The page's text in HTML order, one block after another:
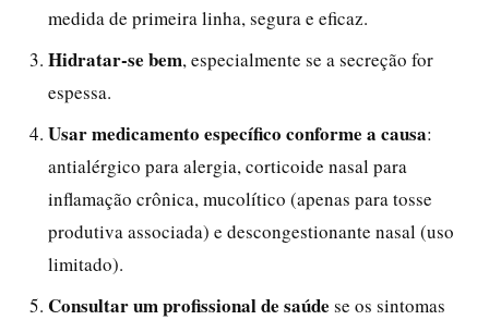
medida de primeira linha, segura e eficaz.
Hidratar-se bem, especialmente se a secreção for
espessa.
Usar medicamento específico conforme a causa:
antialérgico para alergia, corticoide nasal para
inflamação crônica, mucolítico (apenas para tosse
produtiva associada) e descongestionante nasal (uso
limitado).
Consultar um profissional de saúde se os sintomas